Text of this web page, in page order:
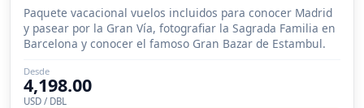
Paquete vacacional vuelos incluidos para conocer Madrid
y pasear por la Gran Vía, fotografiar la Sagrada Familia en
Barcelona y conocer el famoso Gran Bazar de Estambul.
Desde
4,198.00
USD / DBL